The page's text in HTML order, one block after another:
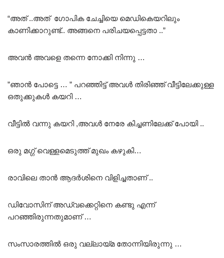
“അത് ..അത് ഗോപിക ചേച്ചിയെ മെഡികെയറിലും
കാണിക്കാറുണ്ട്.. അങ്ങനെ പരിചയപ്പെട്ടതാ ..”
അവൻ അവളെ തന്നെ നോക്കി നിന്നു …
”ഞാൻ പോട്ടെ … ” പറഞ്ഞിട്ട് അവൾ തിരിഞ്ഞ് വീട്ടിലേക്കുള്ള
ഒതുക്കുകൾ കയറി …
വീട്ടിൽ വന്നു കയറി ,അവൾ നേരേ കിച്ചണിലേക്ക് പോയി ..
ഒരു മഗ്ഗ് വെള്ളമെടുത്ത് മുഖം കഴുകി…
രാവിലെ താൻ ആദർശിനെ വിളിച്ചതാണ് ..
ഡിവോസിന് അഡ്വക്കെറ്റിനെ കണ്ടു എന്ന്
പറഞ്ഞിരുന്നതുമാണ് …
സംസാരത്തിൽ ഒരു വല്ലായ്മ തോന്നിയിരുന്നു …